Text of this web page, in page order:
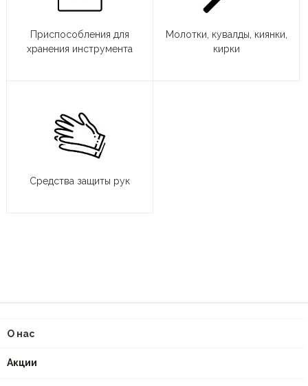
Приспособления для
хранения инструмента
Молотки, кувалды, киянки,
кирки
Средства защиты рук
О нас
Акции